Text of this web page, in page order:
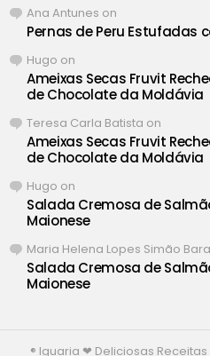
Ana Antunes on
Pernas de Peru Estufadas
Hugo on
Ameixas Secas Fruvit
de Chocolate da Moldávia
Teresa Carla Batista on
Ameixas Secas Fruvit
de Chocolate da Moldávia
Hugo on
Salada Cremosa de
Maionese
Maria Helena Lopes Simão
Salada Cremosa de
Maionese
® Iguaria ❤ Deliciosas Receitas